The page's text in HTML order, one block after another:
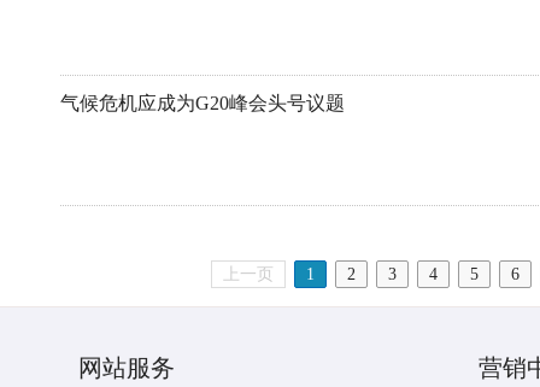
气候危机应成为G20峰会头号议题
上一页 1 2 3 4 5 6
网站服务 营销